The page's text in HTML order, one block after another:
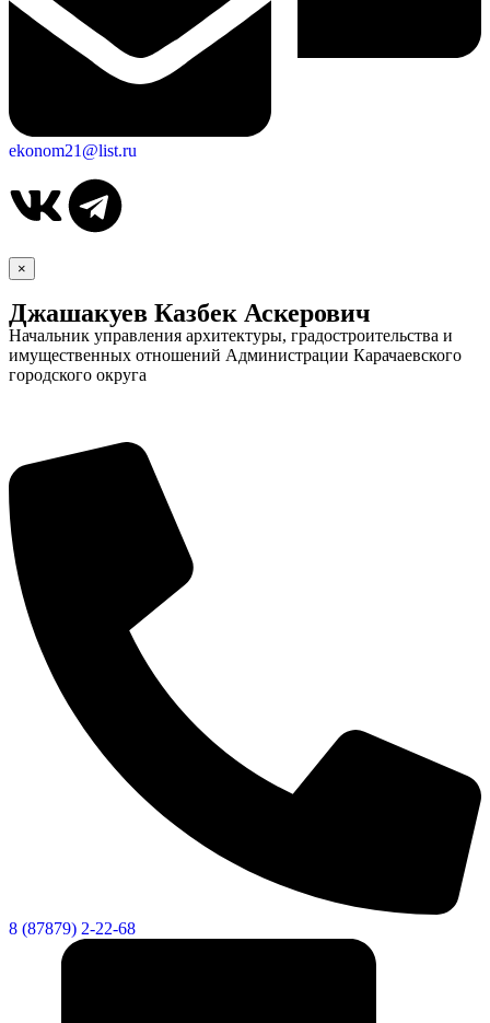
Дума
ekonom21@list.ru
×
Джашакуев Казбек Аскерович
Начальник управления архитектуры, градостроительства и
имущественных отношений Администрации Карачаевского
городского округа
8 (87879) 2-22-68